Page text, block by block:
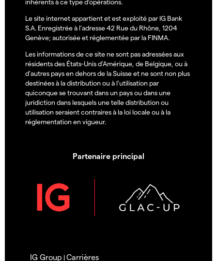
inhérents à ce type d'opérations.
Le site internet appartient et est exploité par IG Bank
S.A. Enregistrée à l'adresse 42 Rue du Rhône, 1204
Genève; autorisée et réglementée par la FINMA.
Les informations de ce site ne sont pas adressées aux
résidents des États-Unis d’Amérique, de Belgique, ou à
d'autres pays en dehors de la Suisse et ne sont non plus
destinées à la distribution ou à l'utilisation par
quiconque se trouvant dans un pays ou dans une
juridiction dans lesquels une telle distribution ou
utilisation seraient contraires à la loi locale ou à la
réglementation en vigueur.
Partenaire principal
IG Group |Carrières